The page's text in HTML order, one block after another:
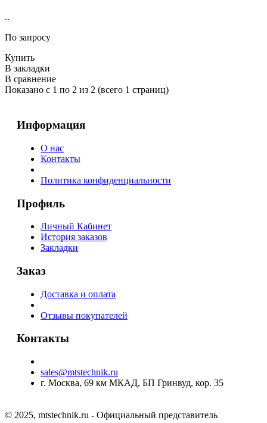
..
По запросу
Купить
В закладки
В сравнение
Показано с 1 по 2 из 2 (всего 1 страниц)
Информация
О нас
Контакты
Политика конфиденциальности
Профиль
Личный Кабинет
История заказов
Закладки
Заказ
Доставка и оплата
Отзывы покупателей
Контакты
sales@mtstechnik.ru
г. Москва, 69 км МКАД, БП Гринвуд, кор. 35
© 2025, mtstechnik.ru - Официальный представитель